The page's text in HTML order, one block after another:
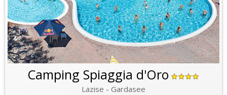
Camping Spiaggia d'Oro
Lazise - Gardasee